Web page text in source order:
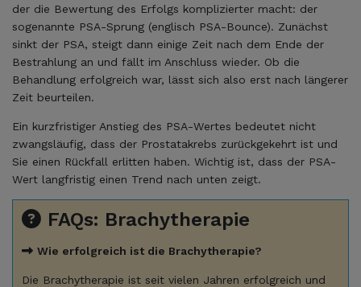
der die Bewertung des Erfolgs komplizierter macht: der
sogenannte PSA-Sprung (englisch PSA-Bounce). Zunächst
sinkt der PSA, steigt dann einige Zeit nach dem Ende der
Bestrahlung an und fällt im Anschluss wieder. Ob die
Behandlung erfolgreich war, lässt sich also erst nach längerer
Zeit beurteilen.
Ein kurzfristiger Anstieg des PSA-Wertes bedeutet nicht
zwangsläufig, dass der Prostatakrebs zurückgekehrt ist und
Sie einen Rückfall erlitten haben. Wichtig ist, dass der PSA-
Wert langfristig einen Trend nach unten zeigt.
FAQs: Brachytherapie
Wie erfolgreich ist die Brachytherapie?
Die Brachytherapie ist seit vielen Jahren erfolgreich und